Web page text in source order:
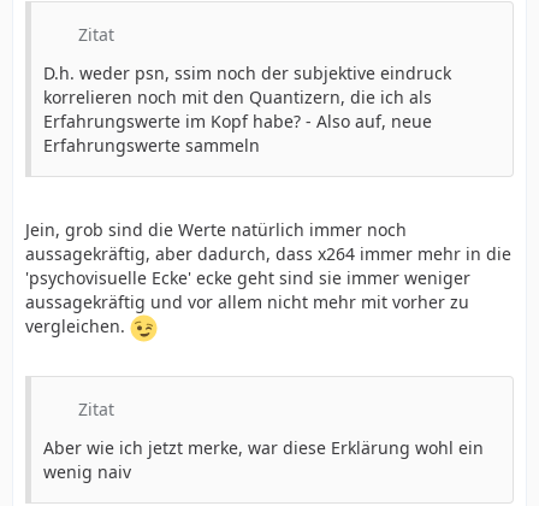
Zitat
D.h. weder psn, ssim noch der subjektive eindruck
korrelieren noch mit den Quantizern, die ich als
Erfahrungswerte im Kopf habe? - Also auf, neue
Erfahrungswerte sammeln
Jein, grob sind die Werte natürlich immer noch
aussagekräftig, aber dadurch, dass x264 immer mehr in die
'psychovisuelle Ecke' ecke geht sind sie immer weniger
aussagekräftig und vor allem nicht mehr mit vorher zu
vergleichen.
Zitat
Aber wie ich jetzt merke, war diese Erklärung wohl ein
wenig naiv